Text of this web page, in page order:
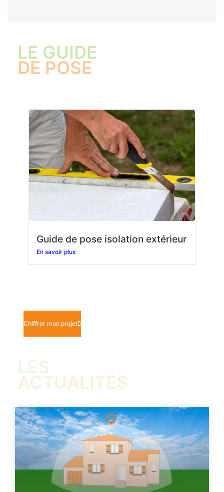
LE GUIDE
DE POSE
Guide de pose isolation extérieur
En savoir plus
Chiffrer mon projet
LES
ACTUALITÉS